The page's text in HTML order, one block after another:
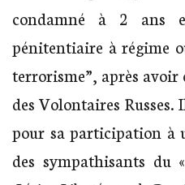
condamné à 2 ans
pénitentiaire à régime
terrorisme”, après avoir
des Volontaires
pour sa participation à
des sympathisants du